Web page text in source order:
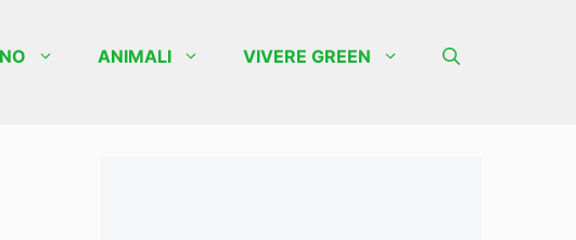
ANIMALI VIVERE GREEN